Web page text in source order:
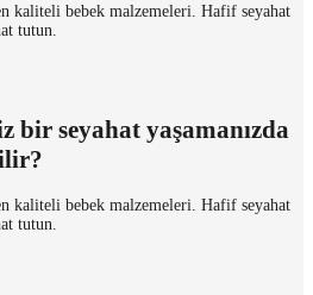
kaliteli bebek malzemeleri. Hafif seyahat
tutun.
bir seyahat yaşamanızda
kaliteli bebek malzemeleri. Hafif seyahat
tutun.